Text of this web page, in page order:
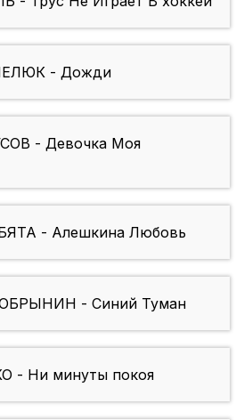
- Дожди
- Девочка Моя
- Алешкина Любовь
- Синий Туман
- Ни минуты покоя